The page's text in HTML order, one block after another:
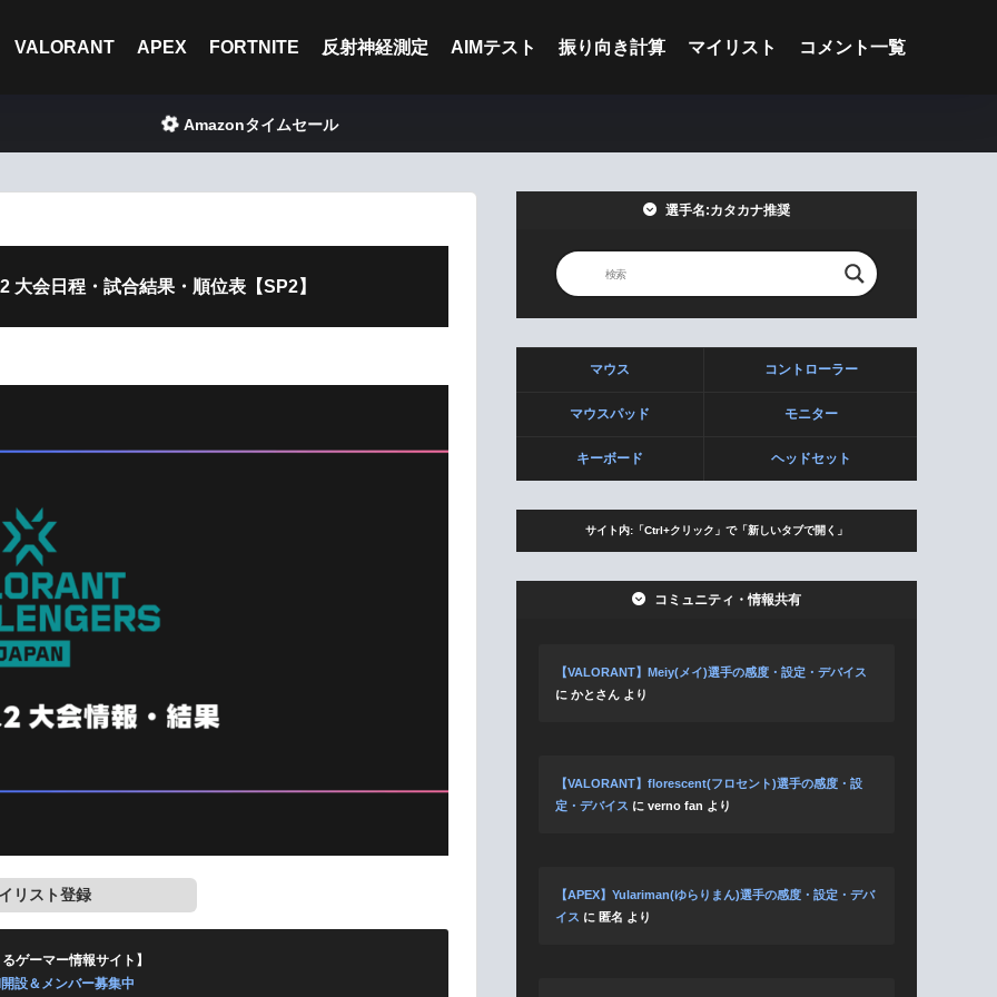
VALORANT APEX FORTNITE 反射神経測定 AIMテスト 振り向き計算 マイリスト コメント一覧
Amazonタイムセール
会日程・試合結果・順位表【SP2】
リスト登録
ゲーマー情報サイト】
設＆メンバー募集中
選手名:カタカナ推奨
マウス コントローラー
マウスパッド モニター
キーボード ヘッドセット
サイト内:「Ctrl+クリック」で「新しいタブで開く」
コミュニティ・情報共有
【VALORANT】Meiy(メイ)選手の感度・設定・デバイス
に かとさん より
【VALORANT】florescent(フロセント)選手の感度・設
定・デバイス に verno fan より
【APEX】Yulariman(ゆらりまん)選手の感度・設定・デバ
イス に 匿名 より